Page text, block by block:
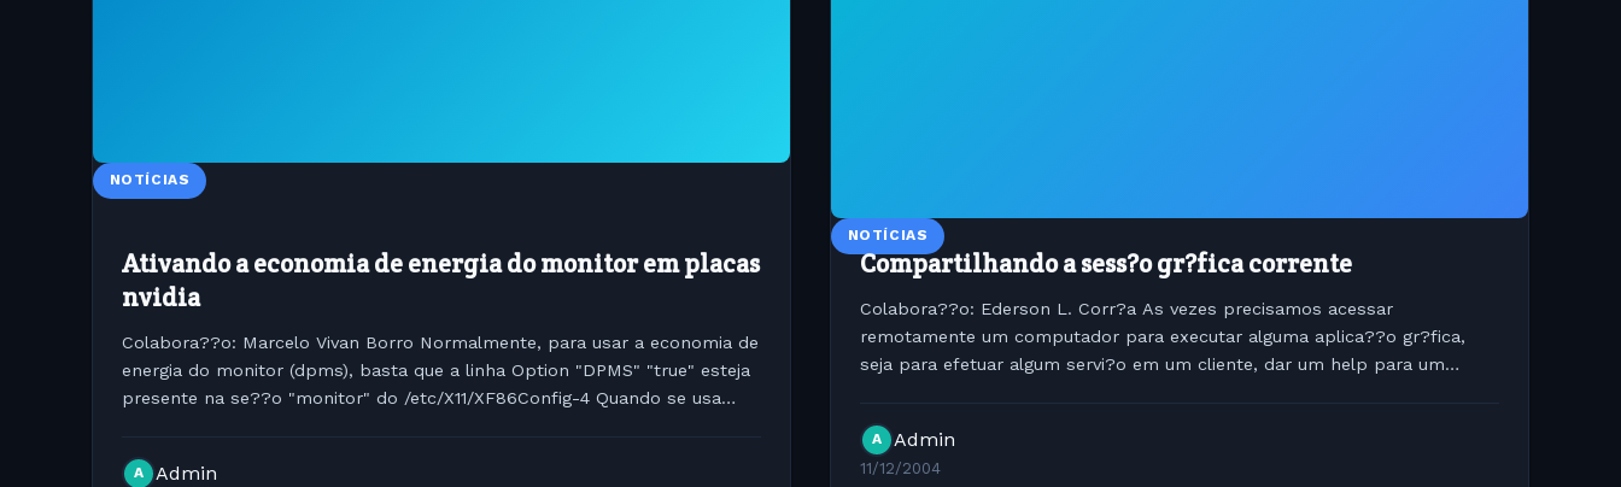
NOTÍCIAS
Ativando a economia de energia do monitor em placas
nvidia
Colabora??o: Marcelo Vivan Borro Normalmente, para usar a economia de
energia do monitor (dpms), basta que a linha Option "DPMS" "true" esteja
presente na se??o "monitor" do /etc/X11/XF86Config-4 Quando se usa
A Admin
NOTÍCIAS
Compartilhando a sess?o gr?fica corrente
Colabora??o: Ederson L. Corr?a As vezes precisamos acessar
remotamente um computador para executar alguma aplica??o gr?fica,
seja para efetuar algum servi?o em um cliente, dar um help para um
A Admin
11/12/2004